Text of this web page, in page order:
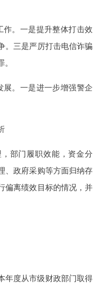
。一是提升整体打击效
。三是严厉打击电信诈骗
。一是进一步增强警企
部门履职效能，资金分
、政府采购等方面归纳存
偏离绩效目标的情况，并
年度从市级财政部门取得